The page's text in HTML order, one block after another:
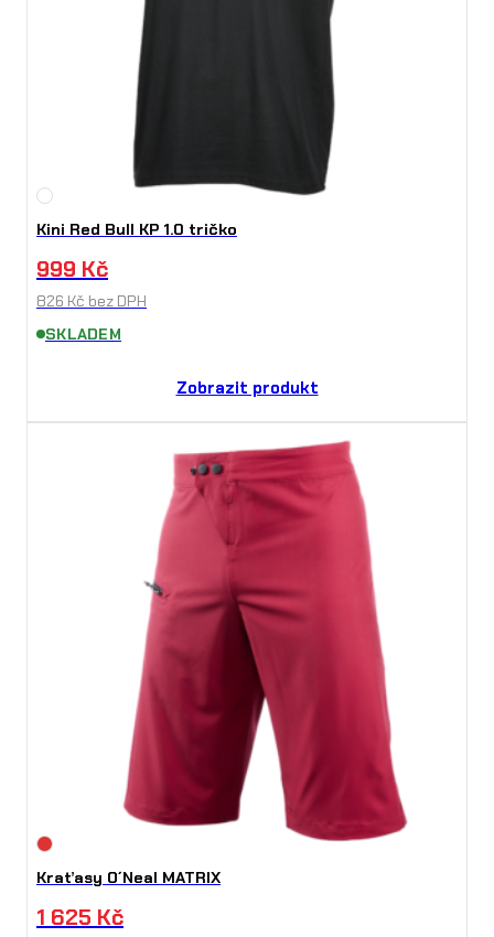
Kini Red Bull KP 1.0 tričko
999 Kč
826 Kč bez DPH
SKLADEM
Zobrazit produkt
Kraťasy O´Neal MATRIX
1 625 Kč